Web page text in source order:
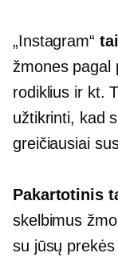
„Instagram“
žmones pagal
rodiklius ir kt.
užtikrinti, kad
greičiausiai
Pakartotinis
skelbimus
su jūsų